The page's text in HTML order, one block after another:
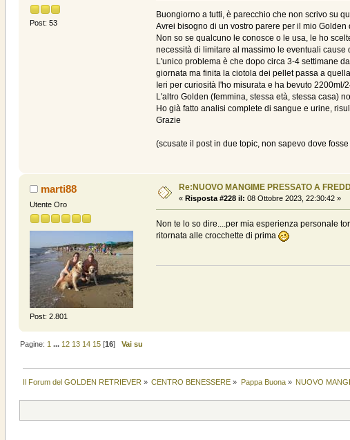
Post: 53
Buongiorno a tutti, è parecchio che non scrivo su
Avrei bisogno di un vostro parere per il mio
Non so se qualcuno le conosce o le usa, le ho
necessità di limitare al massimo le eventuali
L'unico problema è che dopo circa 3-4 settimane
giornata ma finita la ciotola dei pellet passa a
Ieri per curiosità l'ho misurata e ha bevuto
L'altro Golden (femmina, stessa età, stessa casa)
Ho già fatto analisi complete di sangue e urine,
Grazie
(scusate il post in due topic, non sapevo dove
marti88
Utente Oro
Post: 2.801
Re:NUOVO MANGIME PRESSATO A
« Risposta #228 il: 08 Ottobre 2023, 22:30:42 »
Non te lo so dire....per mia esperienza personale
ritornata alle crocchette di prima
Pagine: 1 ... 12 13 14 15[16] Vai su
Il Forum del GOLDEN RETRIEVER » CENTRO BENESSERE » Pappa Buona» NUOVO